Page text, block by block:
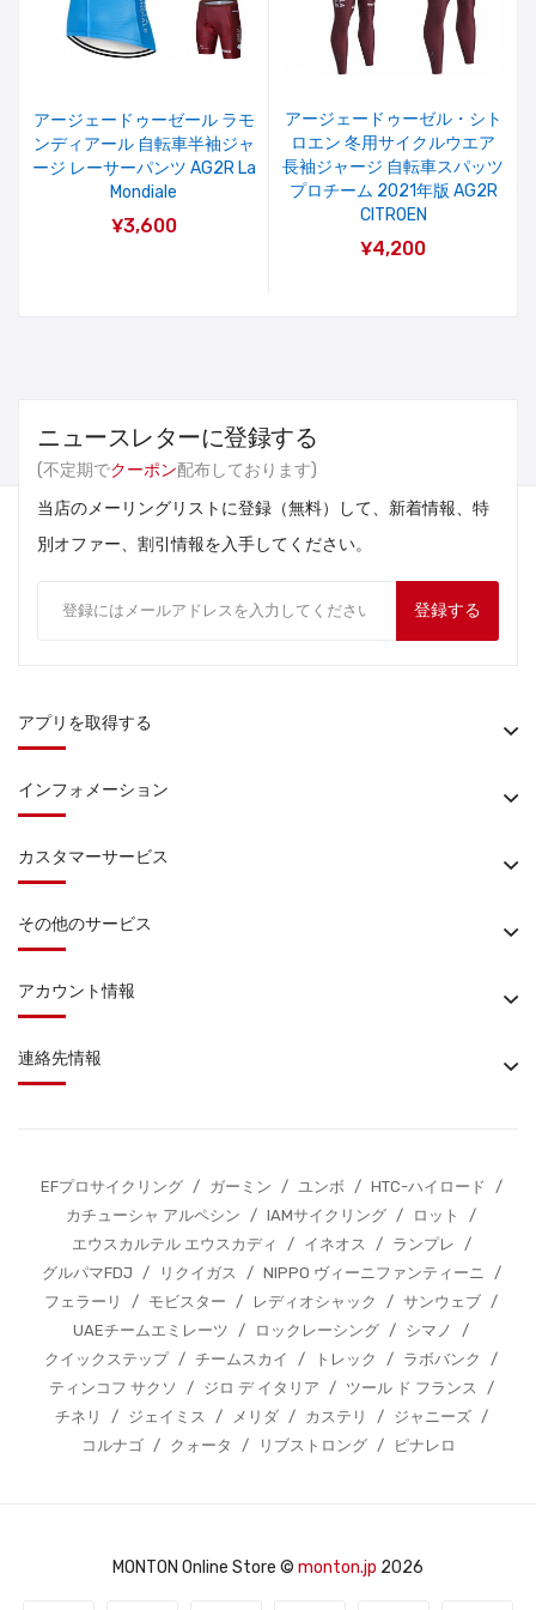
アージェードゥーゼール ラモ
ンディアール 自転車半袖ジャ
ージ レーサーパンツ AG2R La
Mondiale
¥3,600
アージェードゥーゼル・シト
ロエン 冬用サイクルウエア
長袖ジャージ 自転車スパッツ
プロチーム 2021年版 AG2R
CITROEN
¥4,200
ニュースレターに登録する
(不定期でクーポン配布しております)
当店のメーリングリストに登録（無料）して、新着情報、特
別オファー、割引情報を入手してください。
登録する
アプリを取得する
インフォメーション
カスタマーサービス
その他のサービス
アカウント情報
連絡先情報
EFプロサイクリング / ガーミン / ユンボ / HTC-ハイロード
/
カチューシャ アルペシン
/ IAMサイクリング / ロット
/
エウスカルテル エウスカディ
/ イネオス / ランプレ
/
グルパマFDJ
/ リクイガス / NIPPO ヴィーニファンティーニ
/
フェラーリ
/ モビスター / レディオシャック / サンウェブ /
UAEチームエミレーツ
/ ロックレーシング / シマノ
/
クイックステップ / チームスカイ / トレック / ラボバンク
/
ティンコフ サクソ
/ ジロ デ イタリア / ツール ド フランス
/
チネリ
/ ジェイミス / メリダ / カステリ / ジャニーズ
/
コルナゴ
/ クォータ / リブストロング / ピナレロ
MONTON Online Store © monton.jp 2026